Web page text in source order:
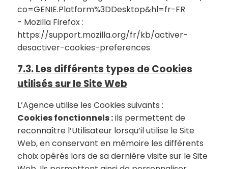
co=GENIE.Platform%3DDesktop&hl=fr-FR
- Mozilla Firefox :
https://support.mozilla.org/fr/kb/activer-
desactiver-cookies-preferences
7.3. Les différents types de Cookies
utilisés sur le Site Web
L’Agence utilise les Cookies suivants :
Cookies fonctionnels :ils permettent de
reconnaître l’Utilisateur lorsqu’il utilise le Site
Web, en conservant en mémoire les différents
choix opérés lors de sa dernière visite sur le Site